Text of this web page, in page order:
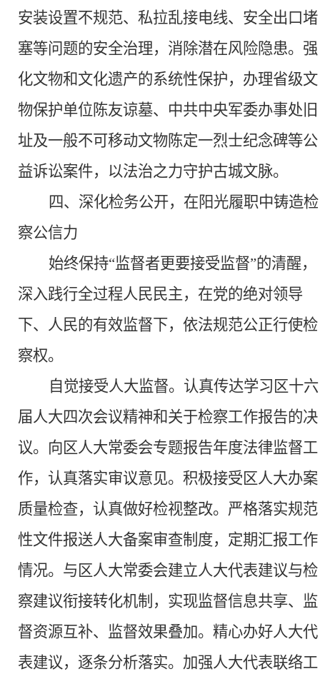
安装设置不规范、私拉乱接电线、安全出口堵
塞等问题的安全治理，消除潜在风险隐患。强
化文物和文化遗产的系统性保护，办理省级文
物保护单位陈友谅墓、中共中央军委办事处旧
址及一般不可移动文物陈定一烈士纪念碑等公
益诉讼案件，以法治之力守护古城文脉。
四、深化检务公开，在阳光履职中铸造检
察公信力
始终保持“监督者更要接受监督”的清醒，
深入践行全过程人民民主，在党的绝对领导
下、人民的有效监督下，依法规范公正行使检
察权。
自觉接受人大监督。 认真传达学习区十六
届人大四次会议精神和关于检察工作报告的决
议。向区人大常委会专题报告年度法律监督工
作，认真落实审议意见。积极接受区人大办案
质量检查，认真做好检视整改。严格落实规范
性文件报送人大备案审查制度，定期汇报工作
情况。与区人大常委会建立人大代表建议与检
察建议衔接转化机制，实现监督信息共享、监
督资源互补、监督效果叠加。精心办好人大代
表建议，逐条分析落实。加强人大代表联络工